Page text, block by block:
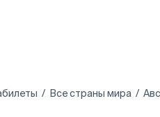
Все страны мира